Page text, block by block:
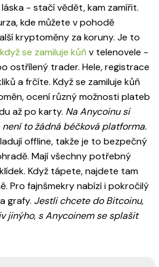
- stačí vědět, kam zamířit.
kde můžete v pohodě
kryptoměny za koruny. Je to
když se zamiluje kůňv telenovele -
ostřílený trader. Hele, registrace
a frčíte. Když se zamiluje kůň
ocení různý možnosti plateb
až po karty. Na Anycoinu si
to žádná béčková platforma.
offline, takže je to bezpečný
Mají všechny potřebný
Když tápete, najdete tam
Pro fajnšmekry nabízí i pokročilý
grafy. Jestli chcete do Bitcoinu,
jinýho, s Anycoinem se splašit